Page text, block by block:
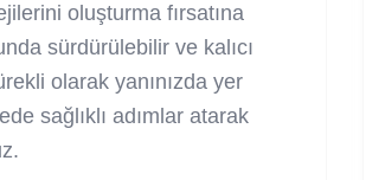
oluşturma fırsatına
sürdürülebilir ve kalıcı
olarak yanınızda yer
sağlıklı adımlar atarak